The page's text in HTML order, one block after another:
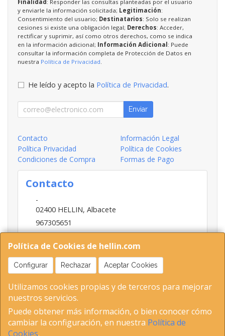
Política de Cookies de hellin.com
Configurar Rechazar Aceptar Cookies
Utilizamos cookies propias y de terceros para mejorar
nuestros servicios.
Puede obtener más información, o bien conocer cómo
cambiar la configuración, en nuestra Política de
Cookies.
Finalidad: Responder las consultas planteadas por el usuario
y enviarle la información solicitada; Legitimación:
Consentimiento del usuario; Destinatarios: Solo se realizan
cesiones si existe una obligación legal; Derechos: Acceder,
rectificar y suprimir, así como otros derechos, como se indica
en la información adicional; Información Adicional: Puede
consultar la información completa de Protección de Datos en
nuestra Política de Privacidad
He leído y acepto la Política de Privacidad.
Enviar
Contacto
Información Legal
Política Privacidad
Política de Cookies
Condiciones de Compra
Formas de Pago
Contacto
-
02400 HELLIN, Albacete
967305651
INFO@HELLIN.COM
Horario
09:00-13:30; 16:30-20:30
02400 Hellin (Albacete ) Tel 653893802-967305651 C.I.F-